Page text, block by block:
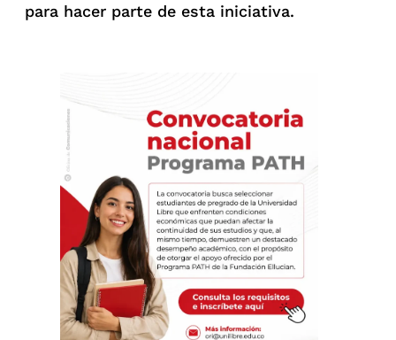
para hacer parte de esta iniciativa.